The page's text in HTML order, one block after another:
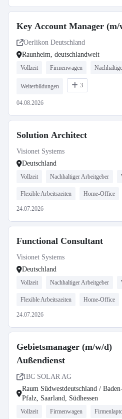
Key Account Manager (m/
Oerlikon Deutschland
Raunheim, deutschlandweit
Vollzeit Firmenwagen
Weiterbildungen 3
04.08.2026
Solution Architect
Visionet Systems
Deutschland
Vollzeit Nachhaltiger Arbeitgeber
Flexible Arbeitszeiten Home-Office
24.07.2026
Functional Consultant
Visionet Systems
Deutschland
Vollzeit Nachhaltiger Arbeitgeber
Flexible Arbeitszeiten Home-Office
24.07.2026
Gebietsmanager (m/w/d)
Außendienst
IBC SOLAR AG
Raum Südwestdeutschland /
Pfalz, Saarland, Südhessen
Vollzeit Firmenwagen